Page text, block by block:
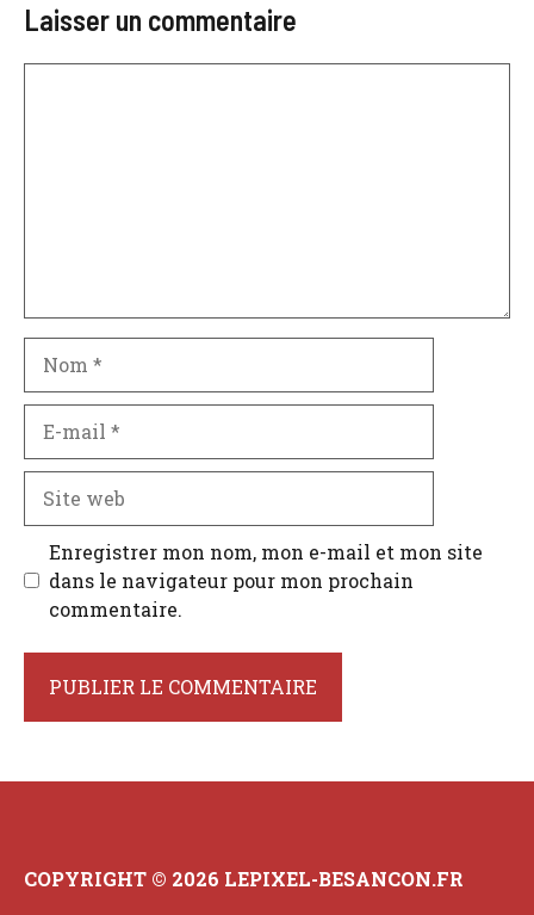
Laisser un commentaire
mail
web
Enregistrer mon nom, mon e-mail et mon site
dans le navigateur pour mon prochain
commentaire.
COPYRIGHT © 2026 LEPIXEL-BESANCON.FR